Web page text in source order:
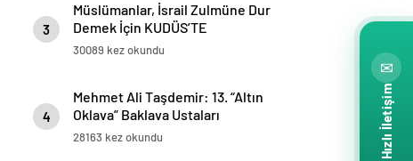
3
Müslümanlar, İsrail Zulmüne Dur
Demek İçin KUDÜS’TE
BULUŞMAK ÜZERE ahitleşiyor…
30089 kez okundu
4
Mehmet Ali Taşdemir: 13. “Altın
Oklava” Baklava Ustaları
Yarışması ve “Baklava Festivali”
28163 kez okundu
✉
Hızlı İletişim